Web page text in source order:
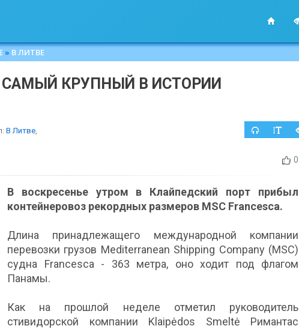
» В ЛИТВЕ
КРУПНЫЙ В ИСТОРИИ
В Литве,
0
В воскресенье утром в Клайпедский порт прибыл
контейнеровоз рекордных размеров MSC Francesca.
Длина принадлежащего международной компании
перевозки грузов Mediterranean Shipping Company (MSC)
судна Francesca - 363 метра, оно ходит под флагом
Панамы.
Как на прошлой неделе отметил руководитель
стивидорской компании Klaipėdos Smeltė Римантас